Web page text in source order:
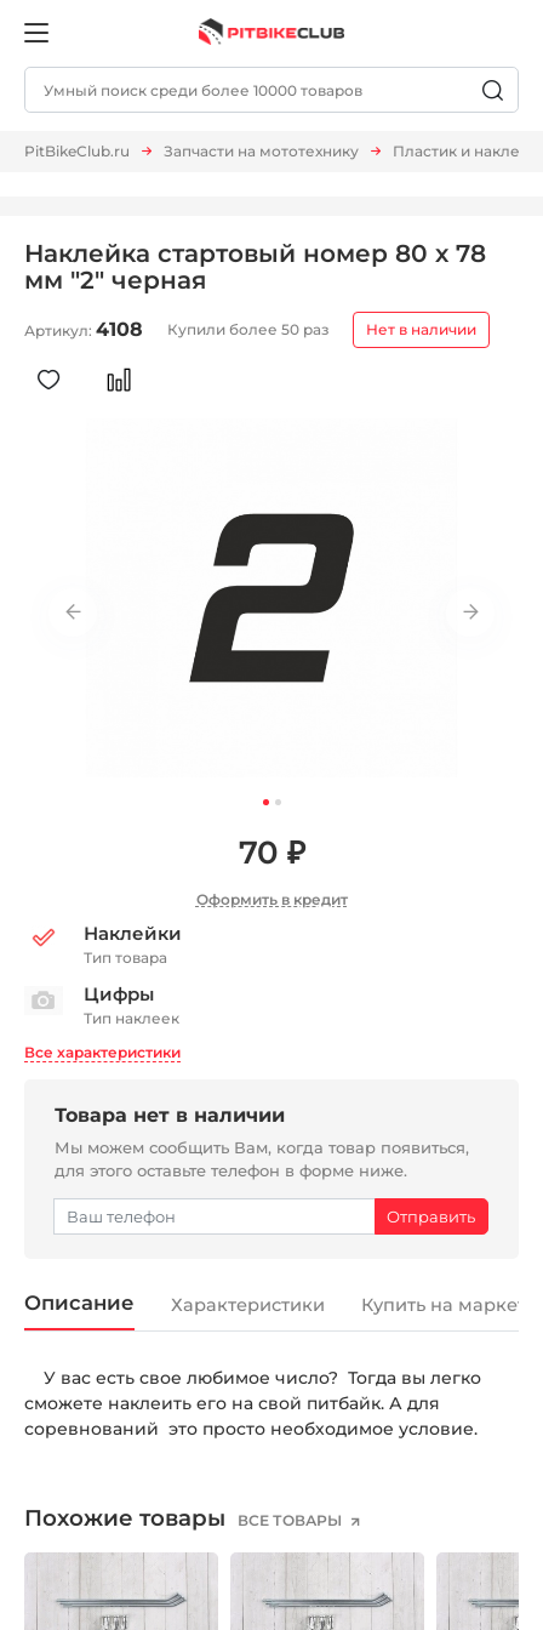
PitBikeClub.ru Запчасти на мототехнику Пластик и
Наклейка стартовый номер 80 х 78
мм "2" черная
Артикул: 4108 Купили более 50 раз Нет в наличии
70 ₽
Оформить в кредит
Наклейки
Тип товара
Цифры
Тип наклеек
Все характеристики
Товара нет в наличии
Мы можем сообщить Вам, когда товар появиться,
для этого оставьте телефон в форме ниже.
Описание Характеристики Купить на
У вас есть свое любимое число? Тогда вы легко
сможете наклеить его на свой питбайк. А для
соревнований это просто необходимое условие.
Похожие товары ВСЕ ТОВАРЫ